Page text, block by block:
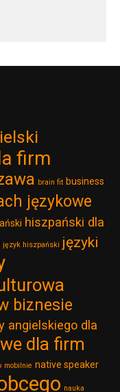
firm
brain fit business
językowe
hiszpański dla
język hiszpański języki
biznesie
angielskiego dla
dla firm
mobilnie native speaker
nauka